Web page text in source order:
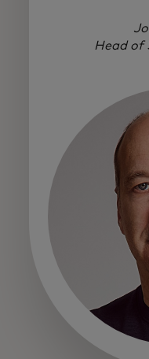
Head of
se abre en una